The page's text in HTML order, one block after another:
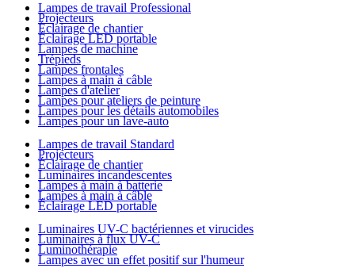
Lampes de travail Professional
Projecteurs
Éclairage de chantier
Éclairage LED portable
Lampes de machine
Trépieds
Lampes frontales
Lampes à main à câble
Lampes d'atelier
Lampes pour ateliers de peinture
Lampes pour les détails automobiles
Lampes pour un lave-auto
Lampes de travail Standard
Projecteurs
Éclairage de chantier
Luminaires incandescentes
Lampes à main à batterie
Lampes à main à câble
Éclairage LED portable
Luminaires UV-C bactériennes et virucides
Luminaires à flux UV-C
Luminothérapie
Lampes avec un effet positif sur l'humeur